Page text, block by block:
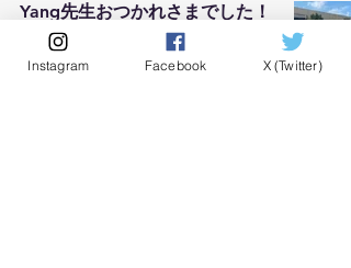
Yang先生おつかれさまでした！
医局blog
Instagram Facebook X (Twitter)